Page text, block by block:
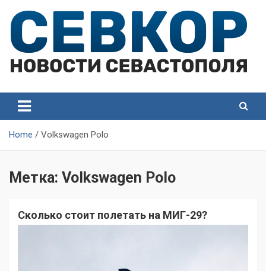
content
Севастополя
Севастополя
Home Volkswagen Polo
Метка: Volkswagen Polo
Сколько стоит полетать на МИГ-29?